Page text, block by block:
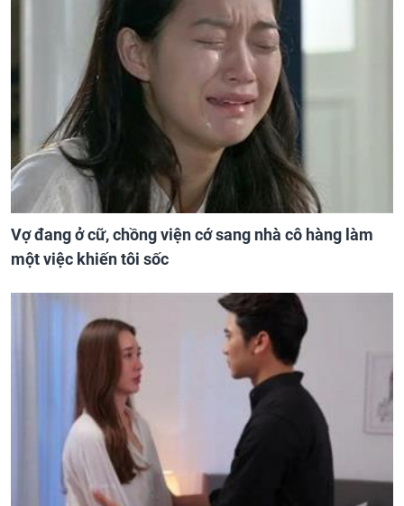
Vợ đang ở cữ, chồng viện cớ sang nhà cô hàng làm
một việc khiến tôi sốc